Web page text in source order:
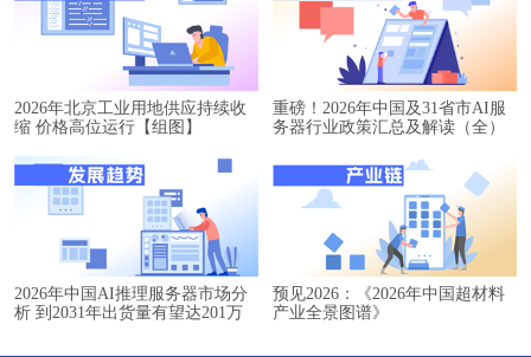
2026年北京工业用地供应持续收
缩 价格高位运行【组图】
重磅！2026年中国及31省市AI服
务器行业政策汇总及解读（全）
2026年中国AI推理服务器市场分
析 到2031年出货量有望达201万
预见2026：《2026年中国超材料
产业全景图谱》